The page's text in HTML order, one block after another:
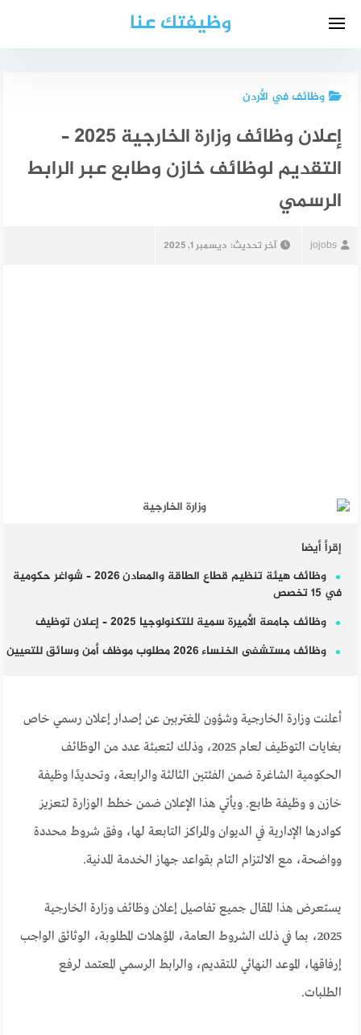
وظيفتك عنا
وظائف في الأردن
إعلان وظائف وزارة الخارجية 2025 –
التقديم لوظائف خازن وطابع عبر الرابط
الرسمي
jojobs آخر تحديث: ديسمبر 1, 2025
إقرأ أيضا
وظائف هيئة تنظيم قطاع الطاقة والمعادن 2026 – شواغر حكومية
في 15 تخصص
وظائف جامعة الأميرة سمية للتكنولوجيا 2025 – إعلان توظيف
وظائف مستشفى الخنساء 2026 مطلوب موظف أمن وسائق للتعيين
أعلنت وزارة الخارجية وشؤون المغتربين عن إصدار إعلان رسمي خاص
بغايات التوظيف لعام 2025، وذلك لتعبئة عدد من الوظائف
الحكومية الشاغرة ضمن الفئتين الثالثة والرابعة، وتحديدًا وظيفة
خازن و وظيفة طابع. ويأتي هذا الإعلان ضمن خطط الوزارة لتعزيز
كوادرها الإدارية في الديوان والمراكز التابعة لها، وفق شروط محددة
وواضحة، مع الالتزام التام بقواعد جهاز الخدمة المدنية.
يستعرض هذا المقال جميع تفاصيل إعلان وظائف وزارة الخارجية
2025، بما في ذلك الشروط العامة، المؤهلات المطلوبة، الوثائق الواجب
إرفاقها، الموعد النهائي للتقديم، والرابط الرسمي المعتمد لرفع
الطلبات.